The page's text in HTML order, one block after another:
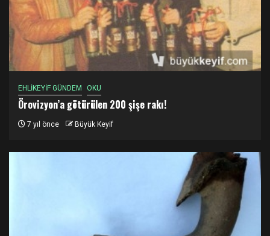
EHLİKEYİF GÜNDEM OKU
Örovizyon’a götürülen 200 şişe rakı!
7 yıl önce Büyük Keyif